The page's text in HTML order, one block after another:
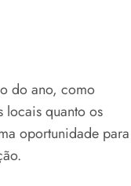
do ano, como
locais quanto os
oportunidade para